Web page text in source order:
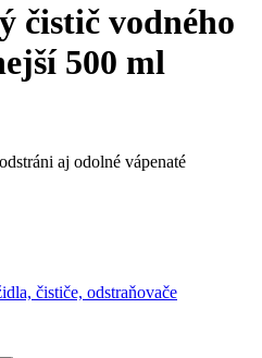
čistič vodného
500 ml
aj odolné vápenaté
čističe, odstraňovače